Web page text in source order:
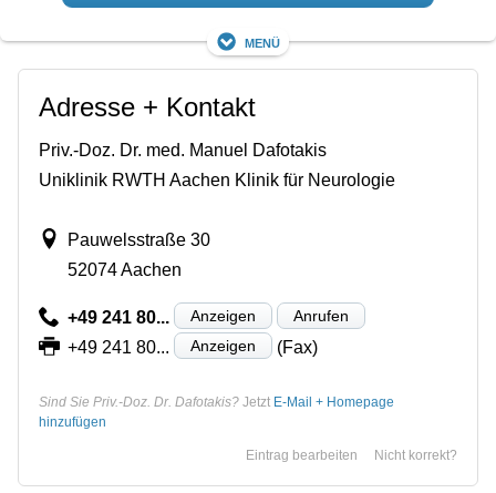
Menü
Adresse + Kontakt
Priv.-Doz. Dr. med. Manuel Dafotakis
Uniklinik RWTH Aachen Klinik für Neurologie
Pauwelsstraße 30
52074 Aachen
+49 241 80... Anzeigen Anrufen
+49 241 80... Anzeigen (Fax)
Sind Sie Priv.-Doz. Dr. Dafotakis? Jetzt E-Mail + Homepage
hinzufügen
Nicht korrekt?
Eintrag bearbeiten